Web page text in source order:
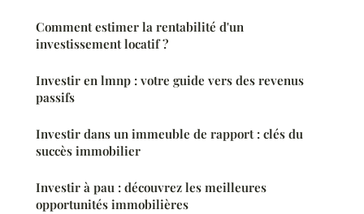
Comment estimer la rentabilité d'un
investissement locatif ?
Investir en lmnp : votre guide vers des revenus
passifs
Investir dans un immeuble de rapport : clés du
succès immobilier
Investir à pau : découvrez les meilleures
opportunités immobilières